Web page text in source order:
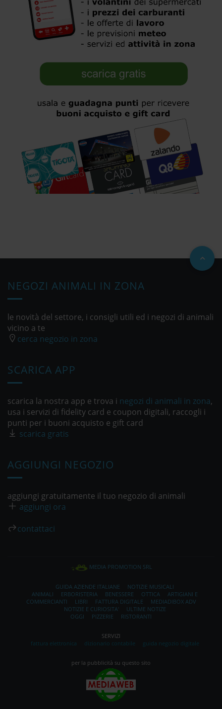
NEGOZI ANIMALI IN ZONA
le novità del settore, i consigli utili ed i negozi di animali
vicino a te
cerca negozio in zona
SCARICA APP
scarica la nostra app e trova i negozi di animali in zona,
usa i servizi di fidelity card e coupon digitali, raccogli i
punti per i buoni acquisto e gift card
scarica gratis
AGGIUNGI NEGOZIO
aggiungi gratuitamente il tuo negozio di animali
aggiungi ora
contattaci
MEDIA PROMOTION SRL
GUIDA AZIENDE ITALIANE
NOTIZIE MUSICALI
ANIMALI
ERBORISTERIA BENESSERE OTTICA
ARTIGIANI E
COMMERCIANTI
LIBRI FATTURA DIGITALE
MEDIADIBOX ADV
NOTIZIE E CURIOSITA'
ULTIME NOTIZE
OGGI
PIZZERIE RISTORANTI
SERVIZI
fattura elettronica
dizionario contabile guida negozio digitale
per la pubblicità su questo sito